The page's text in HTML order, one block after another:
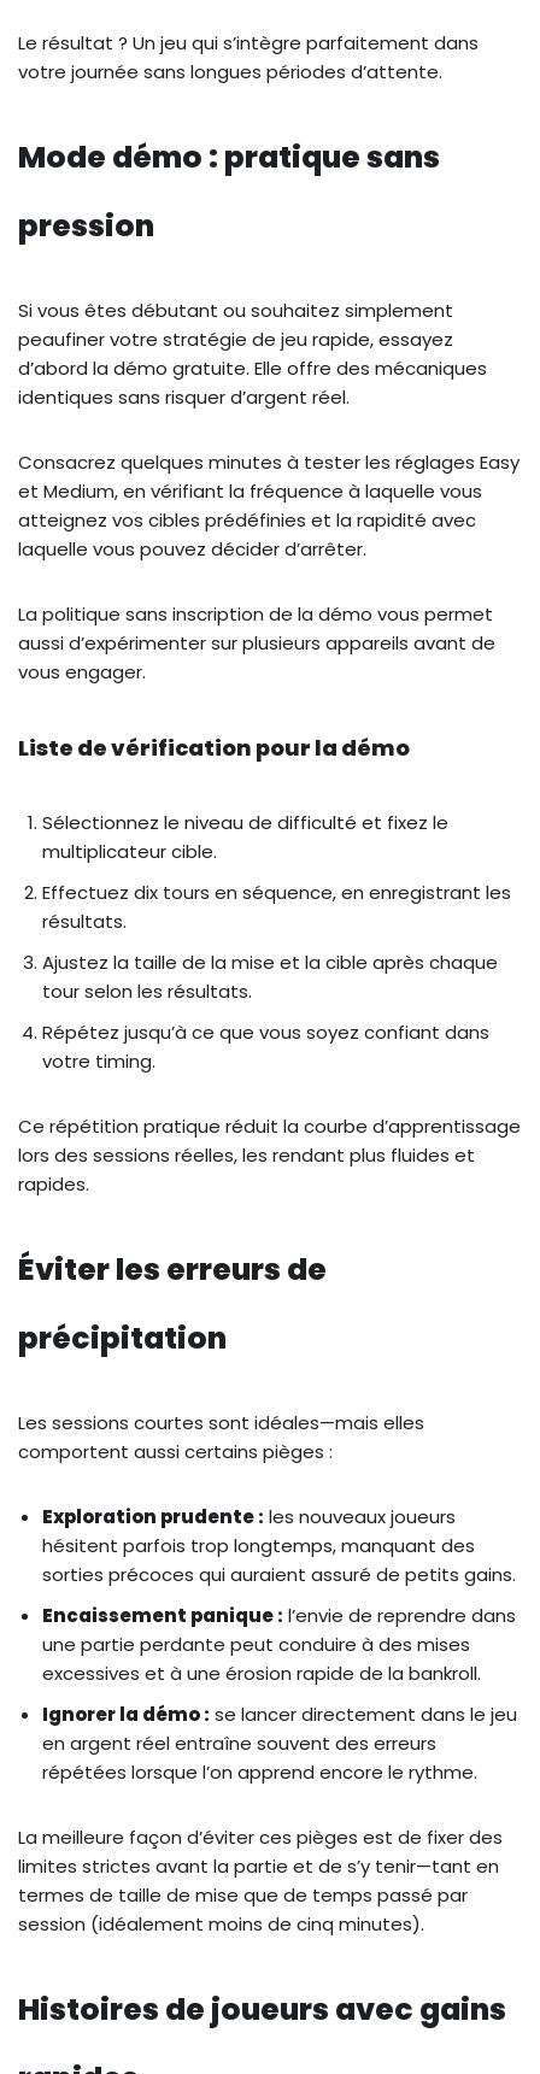
Le résultat ? Un jeu qui s’intègre parfaitement dans
votre journée sans longues périodes d’attente.
Mode démo : pratique sans
pression
Si vous êtes débutant ou souhaitez simplement
peaufiner votre stratégie de jeu rapide, essayez
d’abord la démo gratuite. Elle offre des mécaniques
identiques sans risquer d’argent réel.
Consacrez quelques minutes à tester les réglages Easy
et Medium, en vérifiant la fréquence à laquelle vous
atteignez vos cibles prédéfinies et la rapidité avec
laquelle vous pouvez décider d’arrêter.
La politique sans inscription de la démo vous permet
aussi d’expérimenter sur plusieurs appareils avant de
vous engager.
Liste de vérification pour la démo
Sélectionnez le niveau de difficulté et fixez le
multiplicateur cible.
Effectuez dix tours en séquence, en enregistrant les
résultats.
Ajustez la taille de la mise et la cible après chaque
tour selon les résultats.
Répétez jusqu’à ce que vous soyez confiant dans
votre timing.
Ce répétition pratique réduit la courbe d’apprentissage
lors des sessions réelles, les rendant plus fluides et
rapides.
Éviter les erreurs de
précipitation
Les sessions courtes sont idéales—mais elles
comportent aussi certains pièges :
Exploration prudente : les nouveaux joueurs
hésitent parfois trop longtemps, manquant des
sorties précoces qui auraient assuré de petits gains.
Encaissement panique : l’envie de reprendre dans
une partie perdante peut conduire à des mises
excessives et à une érosion rapide de la bankroll.
Ignorer la démo : se lancer directement dans le jeu
en argent réel entraîne souvent des erreurs
répétées lorsque l’on apprend encore le rythme.
La meilleure façon d’éviter ces pièges est de fixer des
limites strictes avant la partie et de s’y tenir—tant en
termes de taille de mise que de temps passé par
session (idéalement moins de cinq minutes).
Histoires de joueurs avec gains